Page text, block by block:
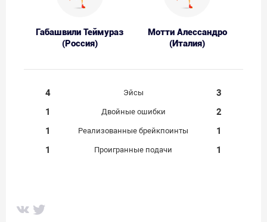
Габашвили Теймураз
(Россия)
Мотти Алессандро
(Италия)
4 Эйсы
3
1
Двойные ошибки
2
1
Реализованные брейкпоинты
1
1
Проигранные подачи 1